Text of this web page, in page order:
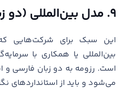
۹. مدل بین‌المللی (دو زبانه)
این سبک برای شرکت‌هایی
بین‌المللی یا همکاری با
است. رزومه به دو زبان فارسی و
می‌شود و باید از استانداردهای